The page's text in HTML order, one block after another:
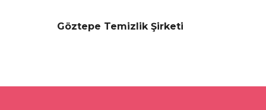
Göztepe Temizlik Şirketi